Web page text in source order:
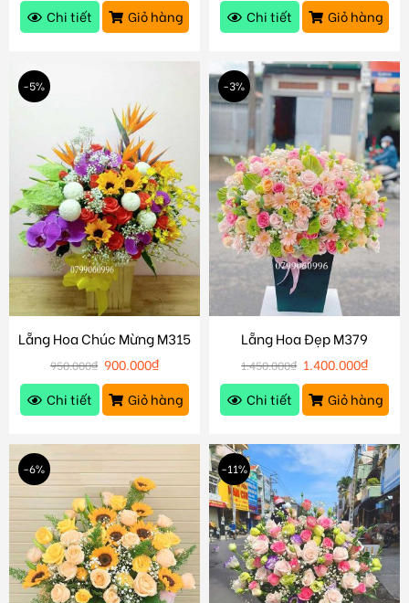
Chi tiết
Giỏ hàng
Chi tiết
Giỏ hàng
-5%
Lẵng Hoa Chúc Mừng M315
950.000₫ 900.000₫
Chi tiết
Giỏ hàng
-3%
Lẵng Hoa Đẹp M379
1.450.000₫ 1.400.000₫
Chi tiết
Giỏ hàng
-6% -11%